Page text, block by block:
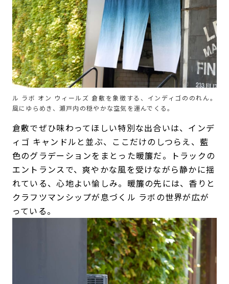
ル ラボ オン ウィールズ 倉敷を象徴する、インディゴののれん。
風にゆらめき、瀬戸内の穏やかな空気を運んでくる。
倉敷でぜひ味わってほしい特別な出合いは、インデ
ィゴ キャンドルと並ぶ、ここだけのしつらえ、藍
色のグラデーションをまとった暖簾だ。トラックの
エントランスで、爽やかな風を受けながら静かに揺
れている、心地よい愉しみ。暖簾の先には、香りと
クラフツマンシップが息づくル ラボの世界が広が
っている。